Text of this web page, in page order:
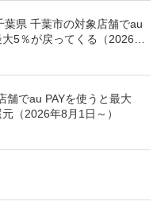
葉県 千葉市の対象店舗でau
5％が戻ってくる（2026年
舗でau PAYを使うと最大
（2026年8月1日～）